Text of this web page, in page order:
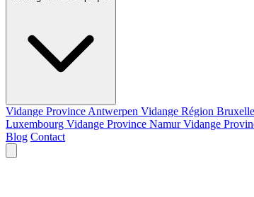
Vidange Province Antwerpen Vidange Région
Luxembourg Vidange Province NamurVidange
Blog Contact